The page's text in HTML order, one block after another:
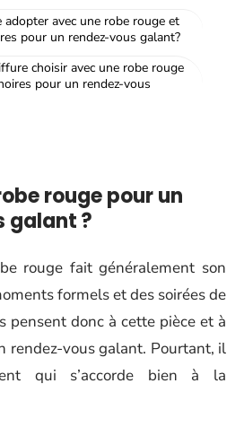
avec une robe rouge et
pour un rendez-vous galant?
choisir avec une robe rouge
pour un rendez-vous
rouge pour un
galant ?
rouge fait généralement son
formels et des soirées de
pensent donc à cette pièce et à
rendez-vous galant. Pourtant, il
qui s’accorde bien à la